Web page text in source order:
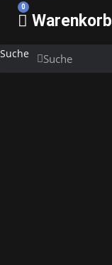
0
Warenkorb
Suche Suche